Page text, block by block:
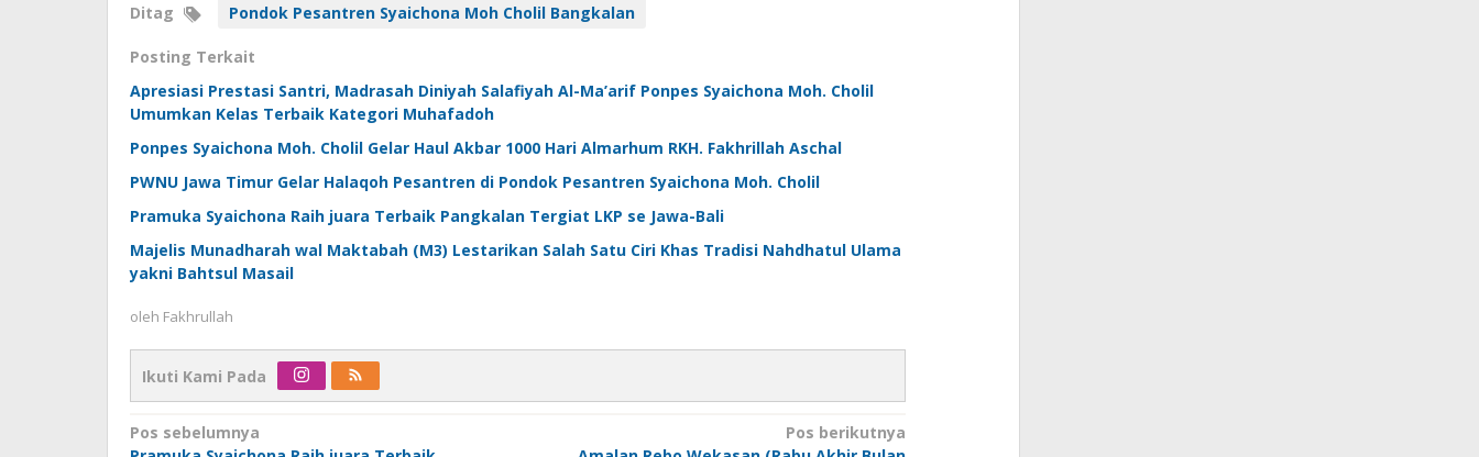
Ditag Pondok Pesantren Syaichona Moh Cholil Bangkalan
Posting Terkait
Apresiasi Prestasi Santri, Madrasah Diniyah Salafiyah Al-Ma’arif Ponpes Syaichona Moh. Cholil
Umumkan Kelas Terbaik Kategori Muhafadoh
Ponpes Syaichona Moh. Cholil Gelar Haul Akbar 1000 Hari Almarhum RKH. Fakhrillah Aschal
PWNU Jawa Timur Gelar Halaqoh Pesantren di Pondok Pesantren Syaichona Moh. Cholil
Pramuka Syaichona Raih juara Terbaik Pangkalan Tergiat LKP se Jawa-Bali
Majelis Munadharah wal Maktabah (M3) Lestarikan Salah Satu Ciri Khas Tradisi Nahdhatul Ulama
yakni Bahtsul Masail
oleh Fakhrullah
Ikuti Kami Pada
Navigasi
Pos sebelumnya
Pos berikutnya